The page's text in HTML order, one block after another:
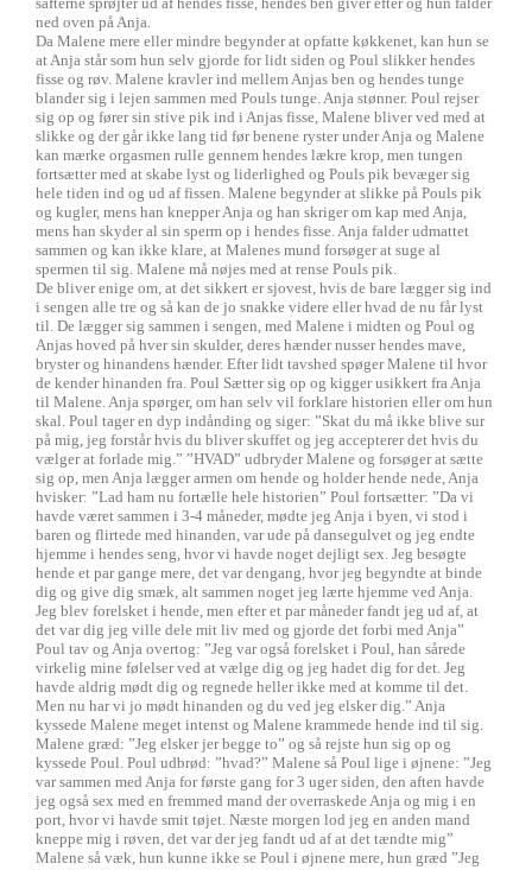
ned oven på Anja.
Da Malene mere eller mindre begynder at opfatte køkkenet, kan hun se
at Anja står som hun selv gjorde for lidt siden og Poul slikker hendes
fisse og røv. Malene kravler ind mellem Anjas ben og hendes tunge
blander sig i lejen sammen med Pouls tunge. Anja stønner. Poul rejser
sig op og fører sin stive pik ind i Anjas fisse, Malene bliver ved med at
slikke og der går ikke lang tid før benene ryster under Anja og Malene
kan mærke orgasmen rulle gennem hendes lækre krop, men tungen
fortsætter med at skabe lyst og liderlighed og Pouls pik bevæger sig
hele tiden ind og ud af fissen. Malene begynder at slikke på Pouls pik
og kugler, mens han knepper Anja og han skriger om kap med Anja,
mens han skyder al sin sperm op i hendes fisse. Anja falder udmattet
sammen og kan ikke klare, at Malenes mund forsøger at suge al
spermen til sig. Malene må nøjes med at rense Pouls pik.
De bliver enige om, at det sikkert er sjovest, hvis de bare lægger sig ind
i sengen alle tre og så kan de jo snakke videre eller hvad de nu får lyst
til. De lægger sig sammen i sengen, med Malene i midten og Poul og
Anjas hoved på hver sin skulder, deres hænder nusser hendes mave,
bryster og hinandens hænder. Efter lidt tavshed spøger Malene til hvor
de kender hinanden fra. Poul Sætter sig op og kigger usikkert fra Anja
til Malene. Anja spørger, om han selv vil forklare historien eller om hun
skal. Poul tager en dyp indånding og siger: ”Skat du må ikke blive sur
på mig, jeg forstår hvis du bliver skuffet og jeg accepterer det hvis du
vælger at forlade mig.” ”HVAD” udbryder Malene og forsøger at sætte
sig op, men Anja lægger armen om hende og holder hende nede, Anja
hvisker: ”Lad ham nu fortælle hele historien” Poul fortsætter: ”Da vi
havde været sammen i 3-4 måneder, mødte jeg Anja i byen, vi stod i
baren og flirtede med hinanden, var ude på dansegulvet og jeg endte
hjemme i hendes seng, hvor vi havde noget dejligt sex. Jeg besøgte
hende et par gange mere, det var dengang, hvor jeg begyndte at binde
dig og give dig smæk, alt sammen noget jeg lærte hjemme ved Anja.
Jeg blev forelsket i hende, men efter et par måneder fandt jeg ud af, at
det var dig jeg ville dele mit liv med og gjorde det forbi med Anja”
Poul tav og Anja overtog: ”Jeg var også forelsket i Poul, han sårede
virkelig mine følelser ved at vælge dig og jeg hadet dig for det. Jeg
havde aldrig mødt dig og regnede heller ikke med at komme til det.
Men nu har vi jo mødt hinanden og du ved jeg elsker dig.” Anja
kyssede Malene meget intenst og Malene krammede hende ind til sig.
Malene græd: ”Jeg elsker jer begge to” og så rejste hun sig op og
kyssede Poul. Poul udbrød: ”hvad?” Malene så Poul lige i øjnene: ”Jeg
var sammen med Anja for første gang for 3 uger siden, den aften havde
jeg også sex med en fremmed mand der overraskede Anja og mig i en
port, hvor vi havde smit tøjet. Næste morgen lod jeg en anden mand
kneppe mig i røven, det var der jeg fandt ud af at det tændte mig”
Malene så væk, hun kunne ikke se Poul i øjnene mere, hun græd ”Jeg